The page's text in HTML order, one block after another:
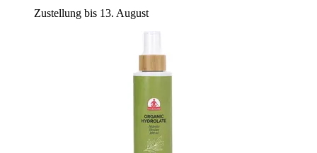
Zustellung bis 13. August